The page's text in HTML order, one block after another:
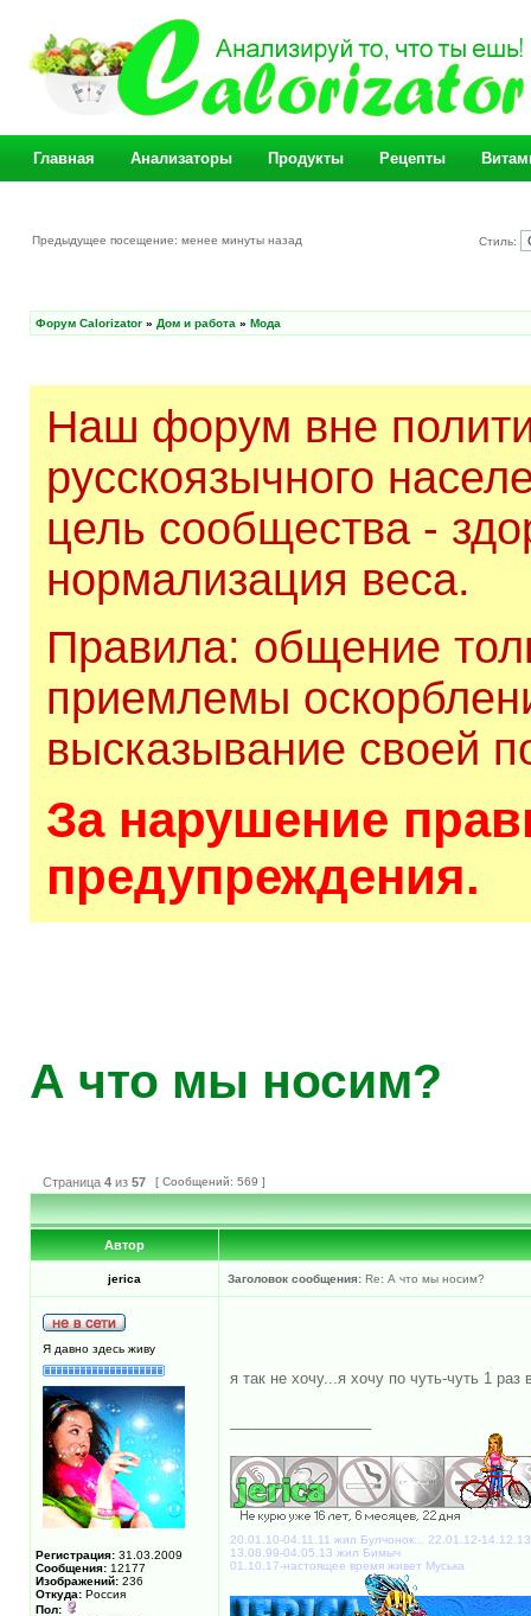
Главная Анализаторы Продукты Рецепты
Предыдущее посещение: менее минуты назад Стиль:
Форум Calorizator » Дом и работа » Мода
Наш форум вне
русскоязычного
цель сообщества -
нормализация веса.
Правила: общение
приемлемы
высказывание своей
За нарушение
предупреждения.
А что мы носим?
Страница 4 из 57 [ Сообщений: 569 ]
Автор
jerica Заголовок сообщения: Re: А что мы носим?
Я давно здесь живу
Регистрация: 31.03.2009
Сообщения: 12177
Изображений: 236
Откуда: Россия
Пол:
я так не хочу...я хочу по чуть-чуть 1
20.01.10-04.11.11 жил Булчонок... 22.01.12-
13.08.99-04.05.13 жил Бимыч
01.10.17-настоящее время живет Муська